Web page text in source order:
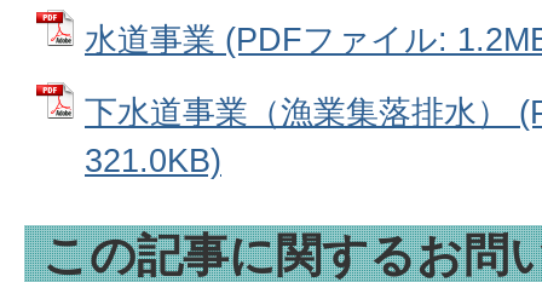
水道事業 (PDFファイル:
下水道事業（漁業集落排水）
321.0KB)
この記事に関するお問